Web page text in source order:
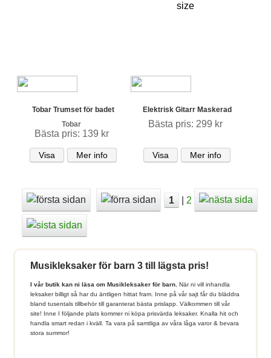
Tobar Trumset för badet
Tobar
Bästa pris: 139 kr
Visa Mer info
Elektrisk Gitarr Maskerad
Bästa pris: 299 kr
Visa Mer info
1 2
Musikleksaker för barn 3 till lägsta pris!
I vår butik kan ni läsa om Musikleksaker för barn , När ni vill inhandla
leksaker billigt så har du äntligen hittat fram. Inne på vår sajt får du bläddra
bland tusentals tillbehör till garanterat bästa prislapp. Välkommen till vår
site! Inne I följande plats kommer ni köpa prisvärda leksaker. Knalla hit och
handla smart redan i kväll. Ta vara på samtliga av våra låga varor & bevara
stora summor!